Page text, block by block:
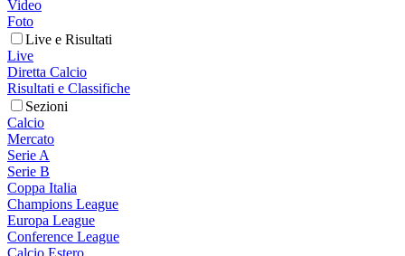
Video
Foto
Live e Risultati
Live
Diretta Calcio
Risultati e Classifiche
Sezioni
Calcio
Mercato
Serie A
Serie B
Coppa Italia
Champions League
Europa League
Conference League